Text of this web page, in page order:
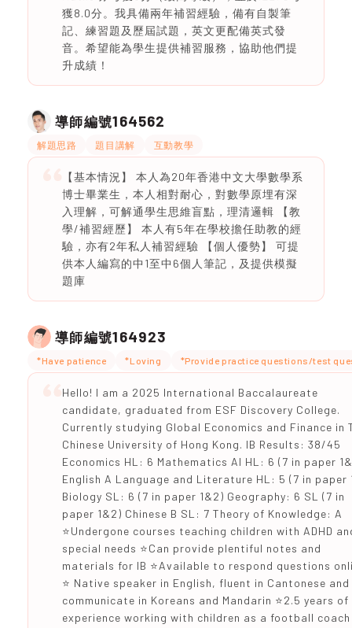
獲8.0分。我具備兩年補習經驗，備有自製筆
記、練習題及歷屆試題，英文更配備英式發
音。希望能為學生提供補習服務，協助他們提
升成績！
導師編號164562
解題思路 題目講解 互動教學
【基本情況】 本人為20年香港中文大學數學系
博士畢業生，本人相對耐心，對數學原埋有深
入理解，可解通學生思維盲點，理清邏輯 【教
學/補習經歷】 本人有5年在學校擔任助教的經
驗，亦有2年私人補習經驗 【個人優勢】 可提
供本人編寫的中1至中6個人筆記，及提供模擬
題庫
導師編號164923
*Have patience *Loving *Provide practice questions/test
Hello! I am a 2025 International Baccalaureate
candidate, graduated from ESF Discovery College.
Currently studying Global Economics and Finance in
Chinese University of Hong Kong. IB Results: 38/45
Economics HL: 6 Mathematics AI HL: 6 (7 in paper
English A Language and Literature HL: 5 (7 in paper
Biology SL: 6 (7 in paper 1&2) Geography: 6 SL (7 in
paper 1&2) Chinese B SL: 7 Theory of Knowledge: A
⭐️Undergone courses teaching children with ADHD
special needs ⭐️Can provide plentiful notes and
materials for IB ⭐️Available to respond questions
⭐️ Native speaker in English, fluent in Cantonese and
communicate in Koreans and Mandarin ⭐️2.5 years of
experience working with children as a football coach